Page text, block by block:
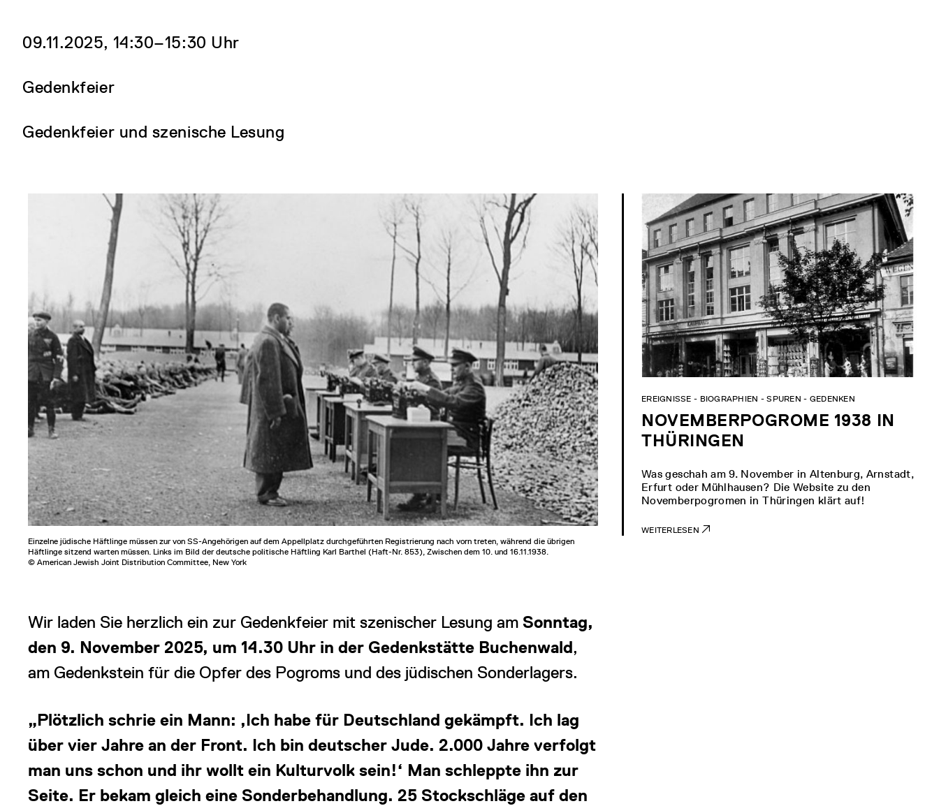
09.11.2025, 14:30‒15:30 Uhr
Gedenkfeier
Gedenkfeier und szenische Lesung
Einzelne jüdische Häftlinge müssen zur von SS-Angehörigen auf dem Appellplatz durchgeführten Registrierung nach vorn treten, während die übrigen
Häftlinge sitzend warten müssen. Links im Bild der deutsche politische Häftling Karl Barthel (Haft-Nr. 853), Zwischen dem 10. und 16.11.1938.
© American Jewish Joint Distribution Committee, New York
Wir laden Sie herzlich ein zur Gedenkfeier mit szenischer Lesung am Sonntag,
den 9. November 2025, um 14.30 Uhr in der Gedenkstätte Buchenwald,
am Gedenkstein für die Opfer des Pogroms und des jüdischen Sonderlagers.
„Plötzlich schrie ein Mann: ‚Ich habe für Deutschland gekämpft. Ich lag
über vier Jahre an der Front. Ich bin deutscher Jude. 2.000 Jahre verfolgt
man uns schon und ihr wollt ein Kulturvolk sein!‘ Man schleppte ihn zur
Seite. Er bekam gleich eine Sonderbehandlung. 25 Stockschläge auf den
NOVEMBERPOGROME 1938 IN
THÜRINGEN
EREIGNISSE - BIOGRAPHIEN - SPUREN - GEDENKEN
Was geschah am 9. November in Altenburg, Arnstadt,
Erfurt oder Mühlhausen? Die Website zu den
Novemberpogromen in Thüringen klärt auf!
WEITERLESEN